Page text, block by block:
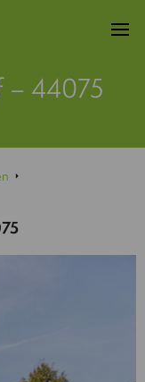
– 44075